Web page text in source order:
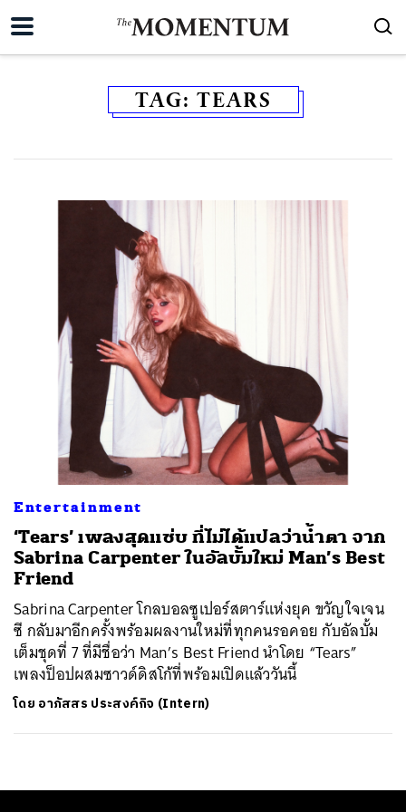
TAG: TEARS
Entertainment
‘Tears’ เพลงสุดแซ่บ ที่ไม่ได้แปลว่าน้ำตา จาก
Sabrina Carpenter ในอัลบั้มใหม่ Man’s Best
Friend
Sabrina Carpenter โกลบอลซูเปอร์สตาร์แห่งยุค ขวัญใจเจน
ซี กลับมาอีกครั้งพร้อมผลงานใหม่ที่ทุกคนรอคอย กับอัลบั้ม
เต็มชุดที่ 7 ที่มีชื่อว่า Man’s Best Friend นำโดย “Tears”
เพลงป็อปผสมซาวด์ดิสโก้ที่พร้อมเปิดแล้ววันนี้
โดย อาภัสสร ประสงค์กิจ (Intern)
SHARE TWEET LINE EMAIL